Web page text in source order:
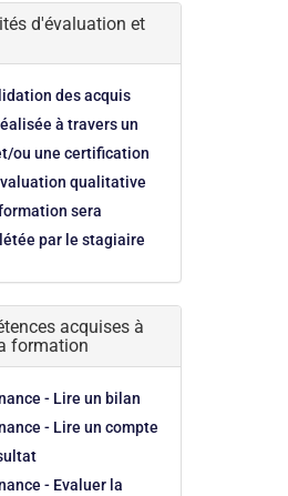
d'évaluation et
des acquis
à travers un
ou une certification
qualitative
sera
par le stagiaire
acquises à
formation
- Lire un bilan
- Lire un compte
- Evaluer la